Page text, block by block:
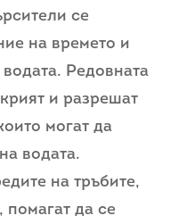
се
на времето и
Редовната
и разрешат
могат да
водата.
на тръбите,
помагат да се